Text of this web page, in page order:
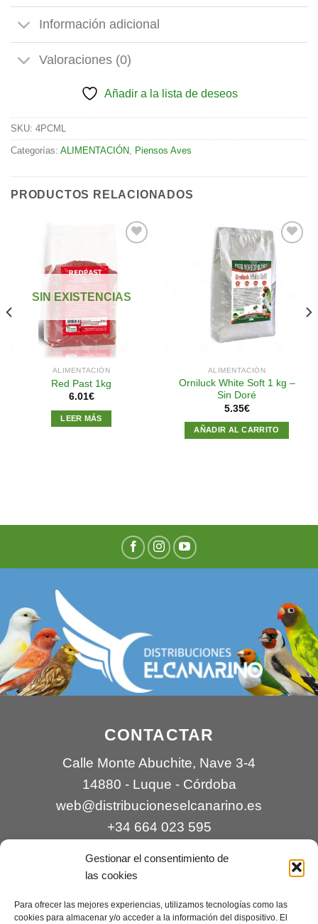
Gestionar el consentimiento de
las cookies
Para ofrecer las mejores experiencias, utilizamos tecnologías como las
cookies para almacenar y/o acceder a la información del dispositivo. El
Información adicional
Valoraciones (0)
Añadir a la lista de deseos
SKU: 4PCML
Categorías: ALIMENTACIÓN Piensos Aves
PRODUCTOS RELACIONADOS
lista de
SIN EXISTENCIAS
ALIMENTACIÓN
Red Past 1kg
6.01€
LEER MÁS
Añadir
lista de
ALIMENTACIÓN
Orniluck White Soft 1 kg –
Sin Doré
5.35€
AÑADIR AL CARRITO
CONTACTAR
Calle Monte Abuchite, Nave 3-4
14880 - Luque - Córdoba
web@distribucioneselcanarino.es
+34 664 023 595